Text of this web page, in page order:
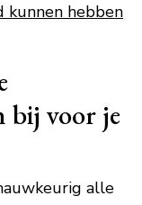
hebben
bij voor je
alle